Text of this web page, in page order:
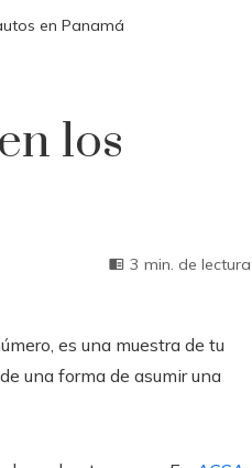
en Panamá
los
3 min. de lectura
es una muestra de tu
una forma de asumir una